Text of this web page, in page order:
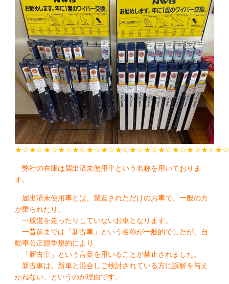
弊社の在庫は届出済未使用車という名称を用いておりま
す。
届出済未使用車とは、製造されただけのお車で、一般の方
が乗られたり、
一般道を走ったりしていないお車となります。
一昔前までは「新古車」という名称が一般的でしたが、自
動車公正競争規約により
「新古車」という言葉を用いることが禁止されました。
新古車は、新車と混合しご検討されている方に誤解を与え
かねない、というのが理由です。